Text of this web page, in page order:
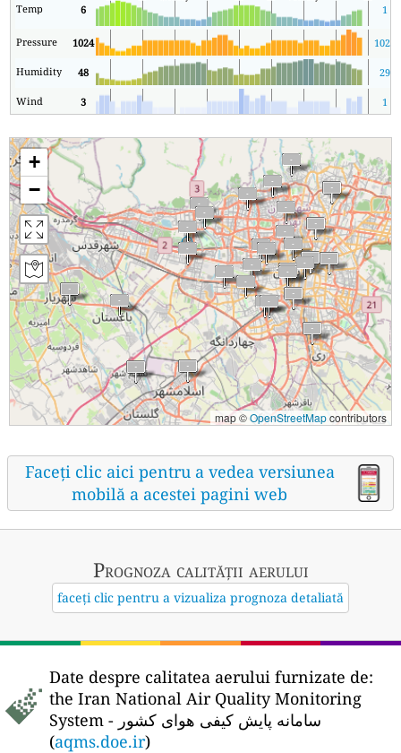
Temp 6 1
Pressure 1024 1021
Humidity 48 29
Wind 3 1
+
−
map ©OpenStreetMapcontributors
Faceți clic aici pentru a vedea versiunea
mobilă a acestei pagini web
Prognoza calității aerului
faceți clic pentru a vizualiza prognoza detaliată
Date despre calitatea aerului furnizate de:
the Iran National Air Quality Monitoring
System - سامانه پایش کیفی هوای کشور
(aqms.doe.ir)